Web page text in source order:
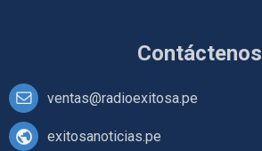
Contáctenos
ventas@radioexitosa.pe
exitosanoticias.pe